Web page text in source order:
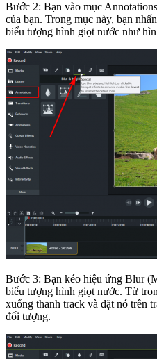
Bước 2: Bạn vào mục
của bạn. Trong mục này, bạn
biểu tượng hình giọt nước như
Bước 3: Bạn kéo hiệu ứng Blur
biểu tượng hình giọt nước. Từ
xuống thanh track và đặt nó trên
đối tượng.